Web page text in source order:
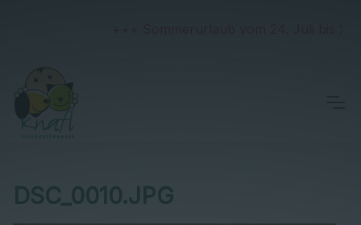
DSC_0010.JPG